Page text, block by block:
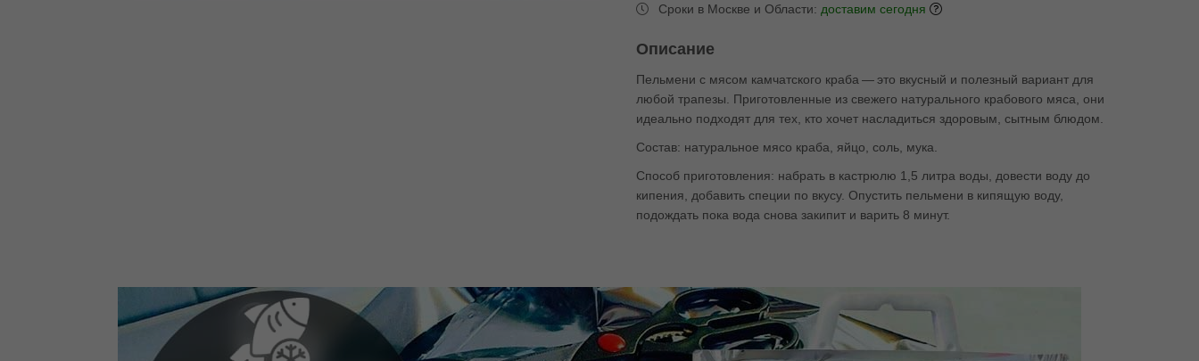
Сроки в Москве и Области: доставим сегодня
Описание
Пельмени с мясом камчатского краба — это вкусный и полезный вариант для
любой трапезы. Приготовленные из свежего натурального крабового мяса, они
идеально подходят для тех, кто хочет насладиться здоровым, сытным блюдом.
Состав: натуральное мясо краба, яйцо, соль, мука.
Способ приготовления: набрать в кастрюлю 1,5 литра воды, довести воду до
кипения, добавить специи по вкусу. Опустить пельмени в кипящую воду,
подождать пока вода снова закипит и варить 8 минут.